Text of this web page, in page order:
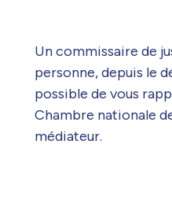
Un commissaire de
personne, depuis le
possible de vous
Chambre nationale
médiateur.